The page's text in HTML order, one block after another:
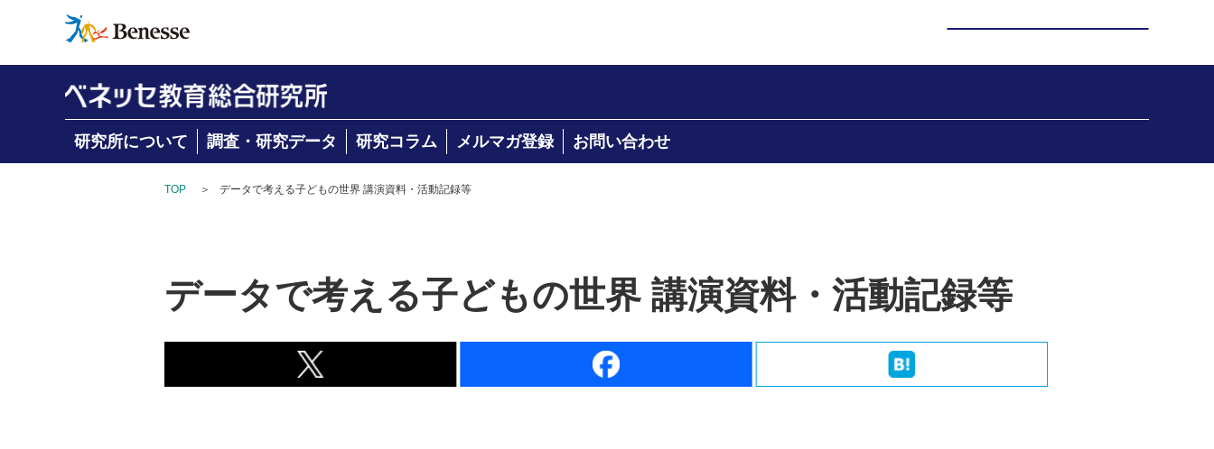
研究所について 調査・研究データ 研究コラム メルマガ登録 お問い合わせ
TOP ＞ データで考える子どもの世界 講演資料・活動記録等
データで考える子どもの世界 講演資料・活動記録等